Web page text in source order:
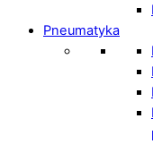
Pneumatyka